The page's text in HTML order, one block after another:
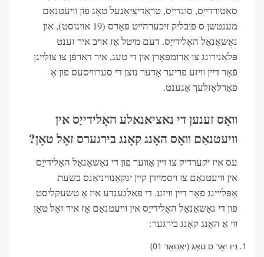
סאַטורדייַס, סונדייַס, טראַדיציאָנעל טאָג פון וויעטנאַם
מענטשן ס פּובליק זיכערהייט פאָרס (19 אויגוסט), און
נאַשאַנאַל האָלידייַס. דעם מיטל אַז אויב איר זענט
פּלאַנירונג צו אַרומפאָרן אין די טעג, איר דאַרפֿן צו צולייגן
פֿאַר דיין וויזע פריער אָדער נוצן די סערוויסעס פון אַ
פאַרלאָזלעך אַגענט.
וואָס זענען די נאציאנאלע האָלידייַס אין
וויעטנאַם וואָס האָנג קאָנג בירגערס זאָל טאָן?
עס איז יקערדיק צו זיין אַווער פון די נאַשאַנאַל האָלידייַס
אין וויעטנאַם צו ויסמיידן קיין ינקאַנוויניאַנס בשעת
אַפּלייינג פֿאַר דיין וויזע. די פאלגענדע איז אַ טשעקליסט
פון די נאַשאַנאַל האָלידייַס אין וויעטנאַם אַז איר זאָל טאָן
ווי אַ האָנג קאָנג בירגער:
ניו יאָר ס טאָג (יאַנואַר 01)